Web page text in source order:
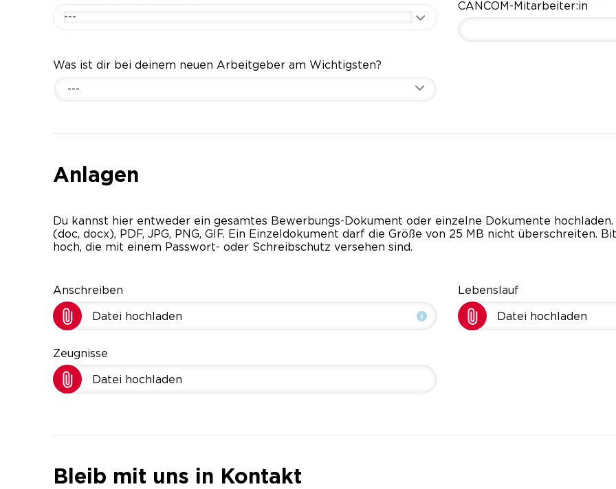
---
CANCOM-Mitarbeiter:in
Was ist dir bei deinem neuen Arbeitgeber am Wichtigsten?
---
Anlagen
Du kannst hier entweder ein gesamtes Bewerbungs-Dokument oder einzelne Dokumente
(doc, docx), PDF, JPG, PNG, GIF. Ein Einzeldokument darf die Größe von 25 MB nicht überschreiten.
hoch, die mit einem Passwort- oder Schreibschutz versehen sind.
Anschreiben
Datei hochladen
Lebenslauf
Datei hochladen
Zeugnisse
Datei hochladen
Bleib mit uns in Kontakt